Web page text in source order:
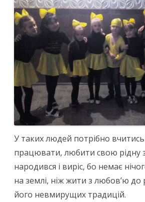
У таких людей потрібно
працювати, любити свою рідну
народився і виріс, бо немає
на землі, ніж жити з любов’ю до
його невмирущих традицій.